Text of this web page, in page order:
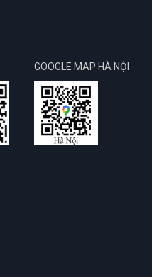
GOOGLE MAP HÀ NỘI